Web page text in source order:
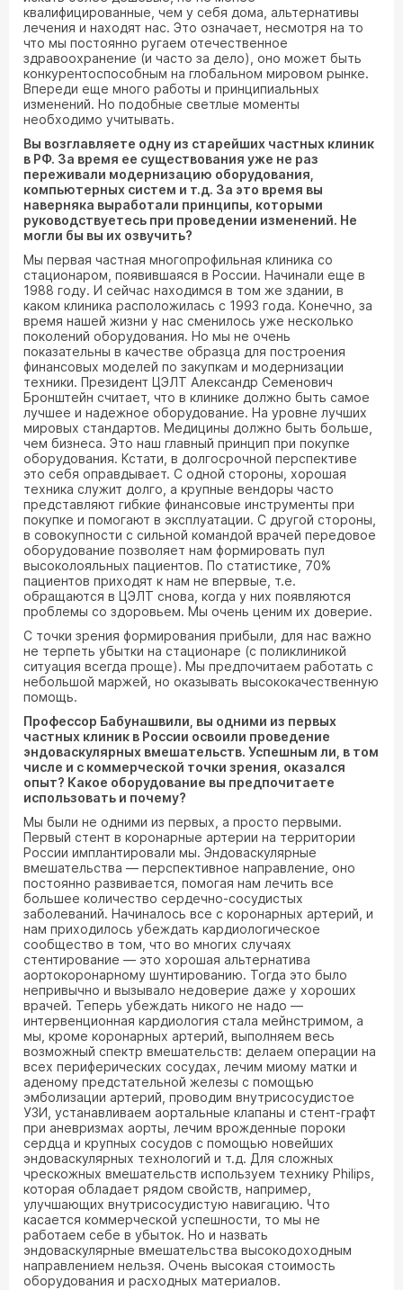
квалифицированные, чем у себя дома, альтернативы
лечения и находят нас. Это означает, несмотря на то
что мы постоянно ругаем отечественное
здравоохранение (и часто за дело), оно может быть
конкурентоспособным на глобальном мировом рынке.
Впереди еще много работы и принципиальных
изменений. Но подобные светлые моменты
необходимо учитывать.
Вы возглавляете одну из старейших частных клиник
в РФ. За время ее существования уже не раз
переживали модернизацию оборудования,
компьютерных систем и т.д. За это время вы
наверняка выработали принципы, которыми
руководствуетесь при проведении изменений. Не
могли бы вы их озвучить?
Мы первая частная многопрофильная клиника со
стационаром, появившаяся в России. Начинали еще в
1988 году. И сейчас находимся в том же здании, в
каком клиника расположилась с 1993 года. Конечно, за
время нашей жизни у нас сменилось уже несколько
поколений оборудования. Но мы не очень
показательны в качестве образца для построения
финансовых моделей по закупкам и модернизации
техники. Президент ЦЭЛТ Александр Семенович
Бронштейн считает, что в клинике должно быть самое
лучшее и надежное оборудование. На уровне лучших
мировых стандартов. Медицины должно быть больше,
чем бизнеса. Это наш главный принцип при покупке
оборудования. Кстати, в долгосрочной перспективе
это себя оправдывает. С одной стороны, хорошая
техника служит долго, а крупные вендоры часто
представляют гибкие финансовые инструменты при
покупке и помогают в эксплуатации. С другой стороны,
в совокупности с сильной командой врачей передовое
оборудование позволяет нам формировать пул
высоколояльных пациентов. По статистике, 70%
пациентов приходят к нам не впервые, т.е.
обращаются в ЦЭЛТ снова, когда у них появляются
проблемы со здоровьем. Мы очень ценим их доверие.
C точки зрения формирования прибыли, для нас важно
не терпеть убытки на стационаре (с поликлиникой
ситуация всегда проще). Мы предпочитаем работать с
небольшой маржей, но оказывать высококачественную
помощь.
Профессор Бабунашвили, вы одними из первых
частных клиник в России освоили проведение
эндоваскулярных вмешательств. Успешным ли, в том
числе и с коммерческой точки зрения, оказался
опыт? Какое оборудование вы предпочитаете
использовать и почему?
Мы были не одними из первых, а просто первыми.
Первый стент в коронарные артерии на территории
России имплантировали мы. Эндоваскулярные
вмешательства — перспективное направление, оно
постоянно развивается, помогая нам лечить все
большее количество сердечно-сосудистых
заболеваний. Начиналось все с коронарных артерий, и
нам приходилось убеждать кардиологическое
сообщество в том, что во многих случаях
стентирование — это хорошая альтернатива
аортокоронарному шунтированию. Тогда это было
непривычно и вызывало недоверие даже у хороших
врачей. Теперь убеждать никого не надо —
интервенционная кардиология стала мейнстримом, а
мы, кроме коронарных артерий, выполняем весь
возможный спектр вмешательств: делаем операции на
всех периферических сосудах, лечим миому матки и
аденому предстательной железы с помощью
эмболизации артерий, проводим внутрисосудистое
УЗИ, устанавливаем аортальные клапаны и стент-графт
при аневризмах аорты, лечим врожденные пороки
сердца и крупных сосудов с помощью новейших
эндоваскулярных технологий и т.д. Для сложных
чрескожных вмешательств используем технику Philips,
которая обладает рядом свойств, например,
улучшающих внутрисосудистую навигацию. Что
касается коммерческой успешности, то мы не
работаем себе в убыток. Но и назвать
эндоваскулярные вмешательства высокодоходным
направлением нельзя. Очень высокая стоимость
оборудования и расходных материалов.